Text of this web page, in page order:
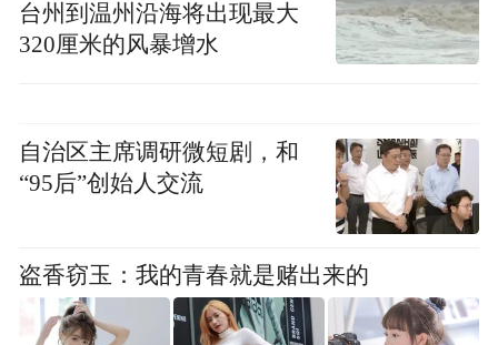
晏积瑄则进行了以《进口电影国语配音的发
展趋势》为题的演讲。她提出，并不是说好
才是好，厚实的声音、沙哑的声音都是需要
的。同时她也对如今配音行业的发展提出了
思考。配音演员正面临特别严峻的挑战，科
求、引进大片配音明星化等都是需要大家积
极面对与探讨的问题，配音演员们不断修整
台州到温州沿海将出现最大
320厘米的风暴增水
自治区主席调研微短剧，和
“95后”创始人交流
盗香窃玉：我的青春就是赌出来的